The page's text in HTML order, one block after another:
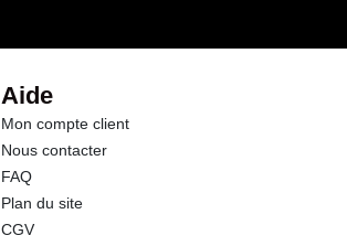
Aide
Mon compte client
Nous contacter
FAQ
Plan du site
CGV